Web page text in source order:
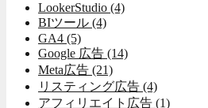
LookerStudio (4)
BIツール (4)
GA4 (5)
Google 広告 (14)
Meta広告 (21)
リスティング広告 (4)
アフィリエイト広告 (1)